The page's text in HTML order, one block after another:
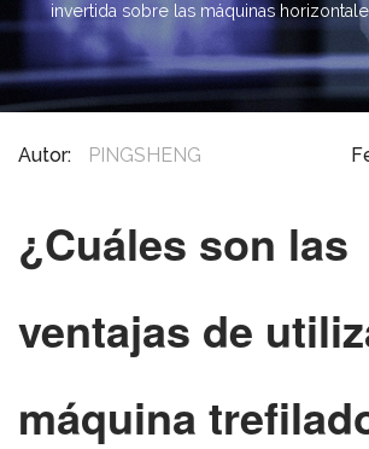
invertida sobre las máquinas
Autor: PINGSHENG
¿Cuáles son las
ventajas de
máquina